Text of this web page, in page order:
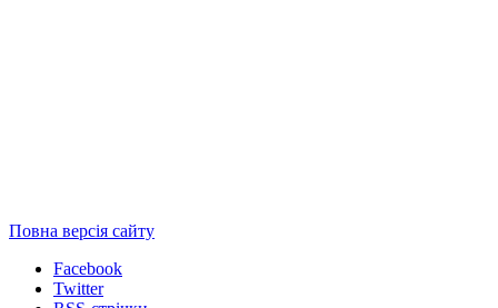
Повна версія сайту
Facebook
Twitter